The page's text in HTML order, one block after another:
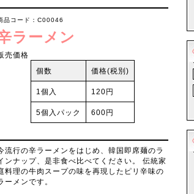
品コード：C00046
ラーメン
売価格
個数
価格(税別)
1個入 120円
5個入パック 600円
流行の辛ラーメンをはじめ、韓国即席麺のラ
ンナップ、是非食べ比べてください。 伝統家
料理の牛肉スープの味を再現したピリ辛味の
ーメンです。